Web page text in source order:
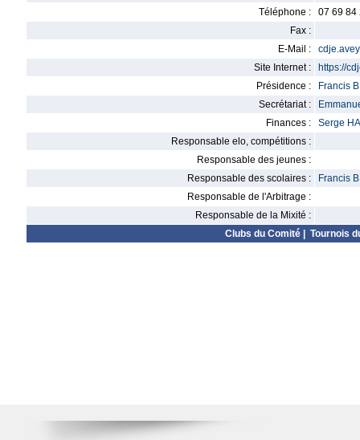
Téléphone :
07 69 84
Fax :
E-Mail :
Site Internet :
https://
Présidence :
Francis
Secrétariat :
Finances :
Serge
Responsable elo, compétitions :
Responsable des jeunes :
Responsable des scolaires :
Francis
Responsable de l'Arbitrage :
Responsable de la Mixité :
Clubs du Comité| Tournois